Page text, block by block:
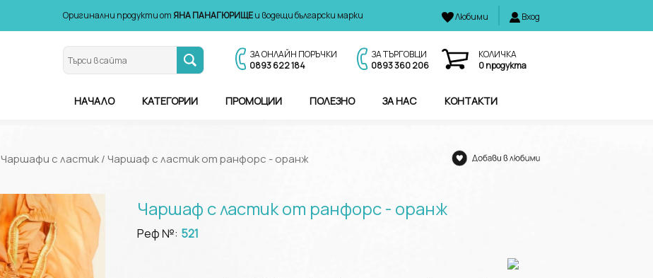
Оригинални продукти от ЯНА ПАНАГЮРИЩЕи водещи български марки Любими Вход
ЗА ОНЛАЙН ПОРЪЧКИ
0893 622 184
ЗА ТЪРГОВЦИ
0893 360 206
КОЛИЧКА
0продукта
НАЧАЛО КАТЕГОРИИ ПРОМОЦИИ ПОЛЕЗНО ЗА НАС КОНТАКТИ
Чаршафи с ластик/ Чаршаф с ластик от ранфорс - оранж
Чаршаф с ластик от ранфорс - оранж
Реф №: 521